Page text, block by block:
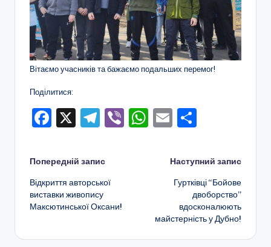
Вітаємо учасників та бажаємо подальших перемог!
Поділитися:
F
c
e
b
o
o
X
T
e
gr
a
m
Vi W
p
p
E
ai
l
ді
л
и
т
и
Навігація
по
запису
Попередній запис
Відкриття авторської
виставки живопису
Максютинської Оксани!
Наступний запис
Гуртківці “Бойове
двоборство”
вдосконалюють
майстерність у Дубно!